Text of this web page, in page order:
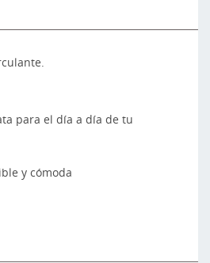
para el día a día de tu
y cómoda